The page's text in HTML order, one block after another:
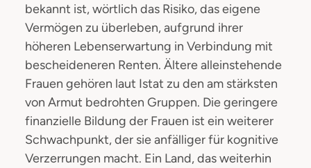
bekannt ist, wörtlich das Risiko, das eigene
Vermögen zu überleben, aufgrund ihrer
höheren Lebenserwartung in Verbindung mit
bescheideneren Renten. Ältere alleinstehende
Frauen gehören laut Istat zu den am stärksten
von Armut bedrohten Gruppen. Die geringere
finanzielle Bildung der Frauen ist ein weiterer
Schwachpunkt, der sie anfälliger für kognitive
Verzerrungen macht. Ein Land, das weiterhin